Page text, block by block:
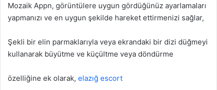
Mozaik Appn, görüntülere uygun gördüğünüz ayarlamaları
yapmanızı ve en uygun şekilde hareket ettirmenizi sağlar,
Şekli bir elin parmaklarıyla veya ekrandaki bir dizi düğmeyi
kullanarak büyütme ve küçültme veya döndürme
özelliğine ek olarak, elazığ escort